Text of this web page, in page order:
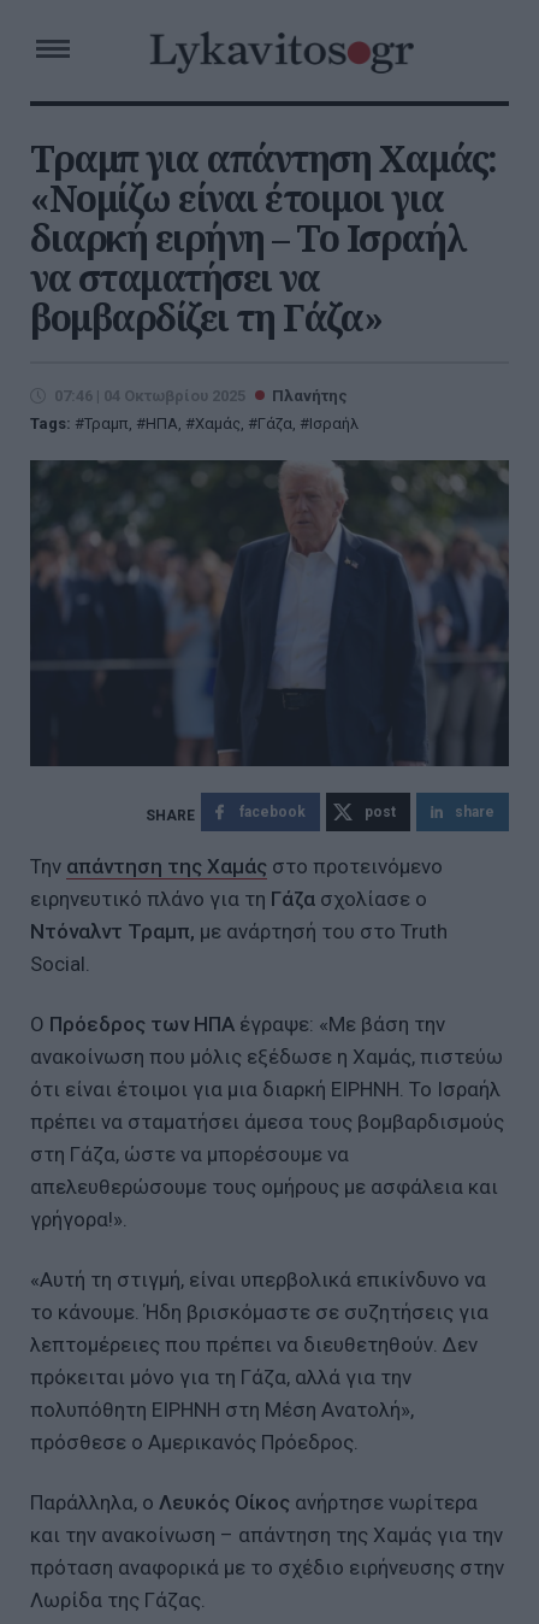
Τραμπ για απάντηση Χαμάς:
«Νομίζω είναι έτοιμοι για
διαρκή ειρήνη – Το Ισραήλ
να σταματήσει να
βομβαρδίζει τη Γάζα»
07:46 | 04 Οκτωβρίου 2025
Πλανήτης
Tags:
Τραμπ, ΗΠΑ, Χαμάς, Γάζα, Ισραήλ
facebook post share
Την απάντηση της Χαμάς στο προτεινόμενο
ειρηνευτικό πλάνο για τη Γάζα σχολίασε ο
Ντόναλντ Τραμπ, με ανάρτησή του στο Truth
Social.
Ο Πρόεδρος των ΗΠΑ έγραψε: «Με βάση την
ανακοίνωση που μόλις εξέδωσε η Χαμάς, πιστεύω
ότι είναι έτοιμοι για μια διαρκή ΕΙΡΗΝΗ. Το Ισραήλ
πρέπει να σταματήσει άμεσα τους βομβαρδισμούς
στη Γάζα, ώστε να μπορέσουμε να
απελευθερώσουμε τους ομήρους με ασφάλεια και
γρήγορα!».
«Αυτή τη στιγμή, είναι υπερβολικά επικίνδυνο να
το κάνουμε. Ήδη βρισκόμαστε σε συζητήσεις για
λεπτομέρειες που πρέπει να διευθετηθούν. Δεν
πρόκειται μόνο για τη Γάζα, αλλά για την
πολυπόθητη ΕΙΡΗΝΗ στη Μέση Ανατολή»,
πρόσθεσε ο Αμερικανός Πρόεδρος.
Παράλληλα, ο Λευκός Οίκος ανήρτησε νωρίτερα
και την ανακοίνωση – απάντηση της Χαμάς για την
πρόταση αναφορικά με το σχέδιο ειρήνευσης στην
Λωρίδα της Γάζας.